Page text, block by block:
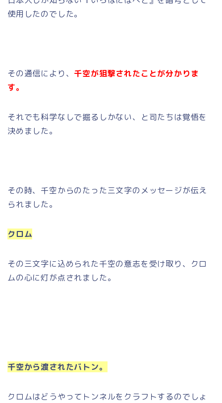
使用したのでした。
その通信により、 千空が狙撃されたことが分かりま
す。
それでも科学なしで掘るしかない、と司たちは覚悟を
決めました。
その時、千空からのたった三文字のメッセージが伝え
られました。
クロム
その三文字に込められた千空の意志を受け取り、クロ
ムの心に灯が点されました。
千空から渡されたバトン。
クロムはどうやってトンネルをクラフトするのでしょ